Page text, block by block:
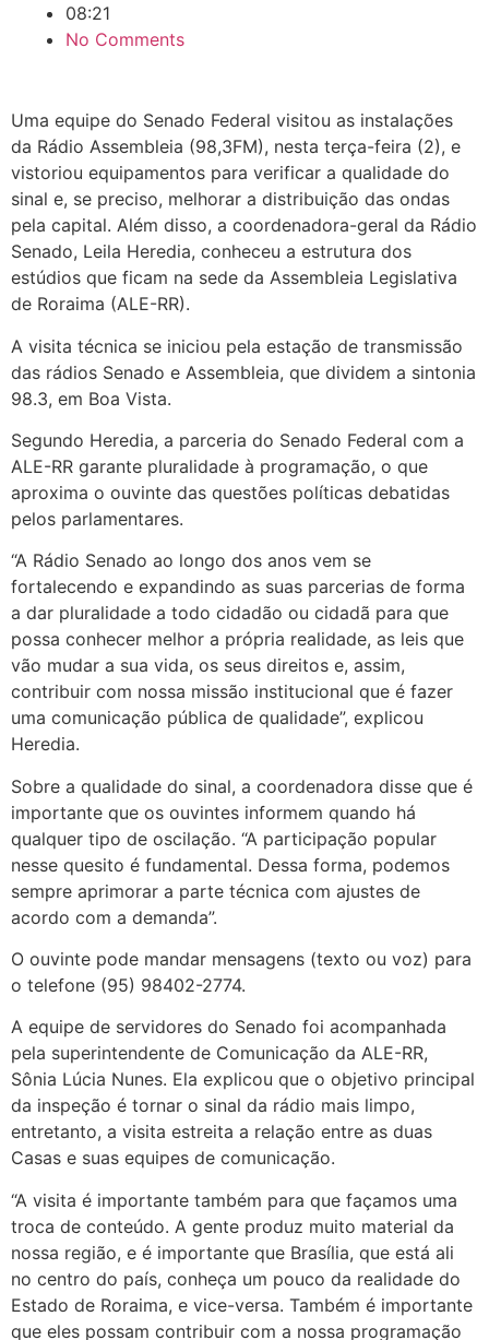
08:21
No Comments
Uma equipe do Senado Federal visitou as instalações
da Rádio Assembleia (98,3FM), nesta terça-feira (2), e
vistoriou equipamentos para verificar a qualidade do
sinal e, se preciso, melhorar a distribuição das ondas
pela capital. Além disso, a coordenadora-geral da Rádio
Senado, Leila Heredia, conheceu a estrutura dos
estúdios que ficam na sede da Assembleia Legislativa
de Roraima (ALE-RR).
A visita técnica se iniciou pela estação de transmissão
das rádios Senado e Assembleia, que dividem a sintonia
98.3, em Boa Vista.
Segundo Heredia, a parceria do Senado Federal com a
ALE-RR garante pluralidade à programação, o que
aproxima o ouvinte das questões políticas debatidas
pelos parlamentares.
“A Rádio Senado ao longo dos anos vem se
fortalecendo e expandindo as suas parcerias de forma
a dar pluralidade a todo cidadão ou cidadã para que
possa conhecer melhor a própria realidade, as leis que
vão mudar a sua vida, os seus direitos e, assim,
contribuir com nossa missão institucional que é fazer
uma comunicação pública de qualidade”, explicou
Heredia.
Sobre a qualidade do sinal, a coordenadora disse que é
importante que os ouvintes informem quando há
qualquer tipo de oscilação. “A participação popular
nesse quesito é fundamental. Dessa forma, podemos
sempre aprimorar a parte técnica com ajustes de
acordo com a demanda”.
O ouvinte pode mandar mensagens (texto ou voz) para
o telefone (95) 98402-2774.
A equipe de servidores do Senado foi acompanhada
pela superintendente de Comunicação da ALE-RR,
Sônia Lúcia Nunes. Ela explicou que o objetivo principal
da inspeção é tornar o sinal da rádio mais limpo,
entretanto, a visita estreita a relação entre as duas
Casas e suas equipes de comunicação.
“A visita é importante também para que façamos uma
troca de conteúdo. A gente produz muito material da
nossa região, e é importante que Brasília, que está ali
no centro do país, conheça um pouco da realidade do
Estado de Roraima, e vice-versa. Também é importante
que eles possam contribuir com a nossa programação